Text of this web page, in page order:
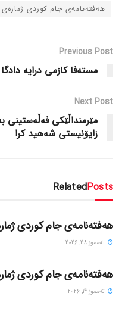
هەفتەنامەی جام کوردی ژمارەی 317
Previous Post
مستەفا کازمی درایە دادگا
Next Post
مێرمنداڵێکی فەڵەستینی
زایۆنیستی شەهید کرا
RelatedPosts
گۆڤاره‌کان
هەفتەنامەی جام کوردی ژمارەی
ته‌مموز 28, 2026
هەفتەنامەی جام کوردی ژمارەی
ته‌مموز 14, 2026